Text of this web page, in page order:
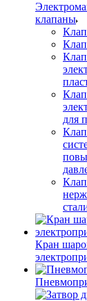
клапаны
для
Кран